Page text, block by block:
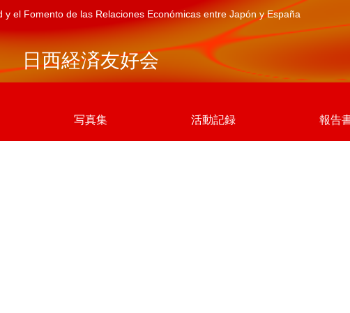
y el Fomento de las Relaciones Económicas entre Japón y España
日西経済友好会
写真集 活動記録 報告